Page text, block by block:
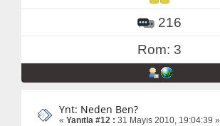
216
Rom: 3
Ynt: Neden Ben?
« Yanıtla #12 : 31 Mayıs 2010, 19:04:39 »